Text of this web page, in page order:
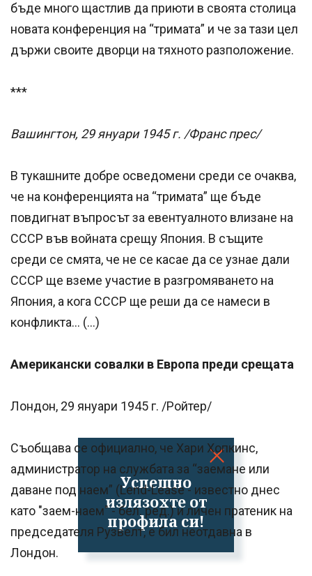
Успешно
излязохте от
профила си!
бъде много щастлив да приюти в своята столица
новата конференция на “тримата” и че за тази цел
държи своите дворци на тяхното разположение.
***
Вашингтон, 29 януари 1945 г. /Франс прес/
В тукашните добре осведомени среди се очаква,
че на конференцията на “тримата” ще бъде
повдигнат въпросът за евентуалното влизане на
СССР във войната срещу Япония. В същите
среди се смята, че не се касае да се узнае дали
СССР ще вземе участие в разгромяването на
Япония, а кога СССР ще реши да се намеси в
конфликта... (…)
Американски совалки в Европа преди срещата
Лондон, 29 януари 1945 г. /Ройтер/
Съобщава се официално, че Хари Хопкинс,
администратор на службата за “заемане или
даване под наем” (Lend-Lease - известно днес
като "заем-наем" - бел. ред.) и личен пратеник на
председателя Рузвелт, е бил неотдавна в
Лондон.